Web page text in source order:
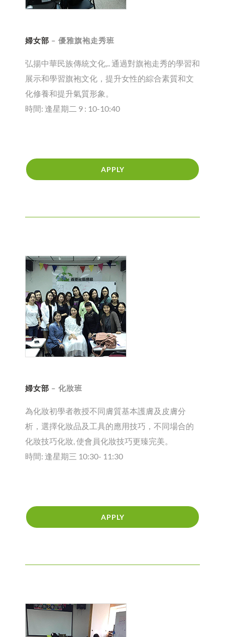
婦女部 – 優雅旗袍走秀班
弘揚中華民族傳統文化,.. 通過對旗袍走秀的學習和
展示和學習旗袍文化，提升女性的綜合素質和文
化修養和提升氣質形象。
時間: 逢星期二 9 : 10-10:40
APPLY
婦女部 – 化妝班
為化妝初學者教授不同膚質基本護膚及皮膚分
析，選擇化妝品及工具的應用技巧，不同場合的
化妝技巧化妝, 使會員化妝技巧更臻完美。
時間: 逢星期三 10:30- 11:30
APPLY